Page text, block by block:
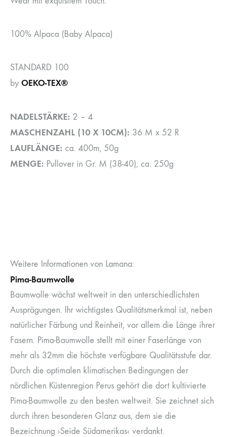
100% Alpaca (Baby Alpaca)
STANDARD 100
by OEKO-TEX®
NADELSTÄRKE: 2 – 4
MASCHENZAHL (10 X 10CM): 36 M x 52 R
LAUFLÄNGE: ca. 400m, 50g
MENGE: Pullover in Gr. M (38-40), ca. 250g
Weitere Informationen von Lamana:
Pima-Baumwolle
Baumwolle wächst weltweit in den unterschiedlichsten
Ausprägungen. Ihr wichtigstes Qualitätsmerkmal ist, neben
natürlicher Färbung und Reinheit, vor allem die Länge ihrer
Fasern. Pima-Baumwolle stellt mit einer Faserlänge von
mehr als 32mm die höchste verfügbare Qualitätsstufe dar.
Durch die optimalen klimatischen Bedingungen der
nördlichen Küstenregion Perus gehört die dort kultivierte
Pima-Baumwolle zu den besten weltweit. Sie zeichnet sich
durch ihren besonderen Glanz aus, dem sie die
Bezeichnung ›Seide Südamerikas‹ verdankt.